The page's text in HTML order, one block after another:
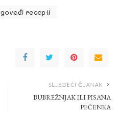
goveđi recepti
SLJEDEĆI ČLANAK
BUBREŽNJAK ILI PISANA
PEČENKA